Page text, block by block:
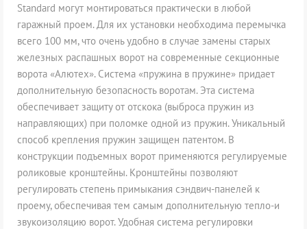
Standard могут монтироваться практически в любой
гаражный проем. Для их установки необходима перемычка
всего 100 мм, что очень удобно в случае замены старых
железных распашных ворот на современные секционные
ворота «Алютех». Система «пружина в пружине» придает
дополнительную безопасность воротам. Эта система
обеспечивает защиту от отскока (выброса пружин из
направляющих) при поломке одной из пружин. Уникальный
способ крепления пружин защищен патентом. В
конструкции подъемных ворот применяются регулируемые
роликовые кронштейны. Кронштейны позволяют
регулировать степень примыкания сэндвич-панелей к
проему, обеспечивая тем самым дополнительную тепло-и
звукоизоляцию ворот. Удобная система регулировки